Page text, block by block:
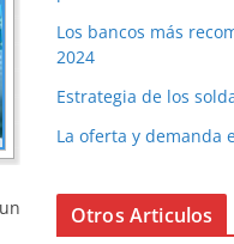
Los bancos más
2024
Estrategia de los
La oferta y demanda
Otros Articulos